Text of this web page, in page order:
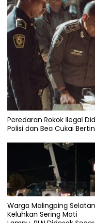
Peredaran Rokok Ilegal
Polisi dan Bea Cukai
Warga Malingping Selatan
Keluhkan Sering Mati